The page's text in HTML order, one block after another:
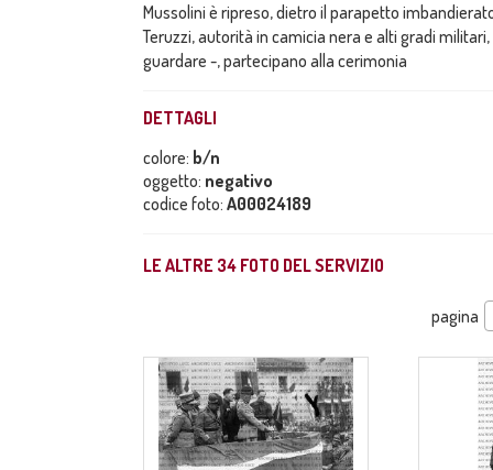
Mussolini è ripreso, dietro il parapetto
Teruzzi, autorità in camicia nera e alti gradi
guardare -, partecipano alla cerimonia
DETTAGLI
colore: b/n
oggetto: negativo
codice foto: A00024189
LE ALTRE 34 FOTO DEL SERVIZIO
pagina